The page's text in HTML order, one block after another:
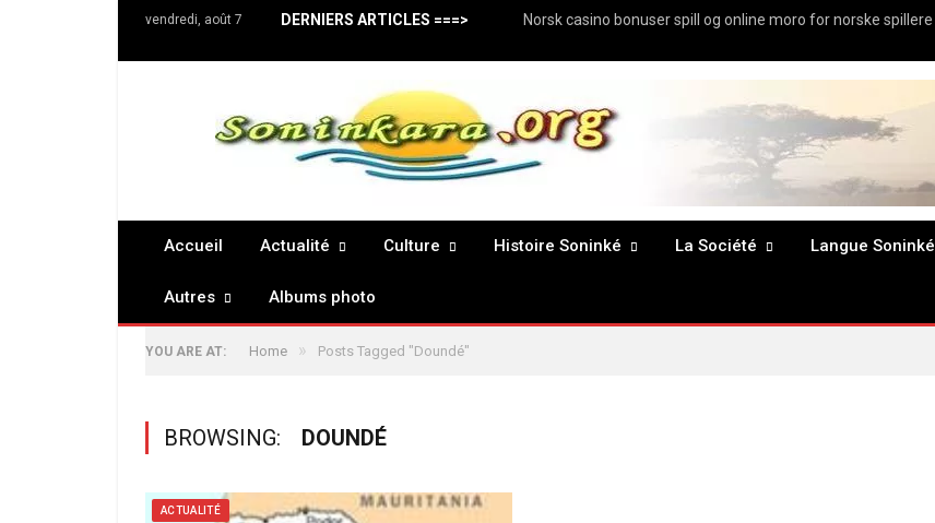
vendredi, août 7 DERNIERS ARTICLES ===> Norsk casino bonuser spill og online moro for norske spillere
Accueil Actualité Culture Histoire Soninké La Société Langue Soninké
Autres Albums photo
YOU ARE AT: Home » Posts Tagged "Doundé"
BROWSING: DOUNDÉ
ACTUALITÉ